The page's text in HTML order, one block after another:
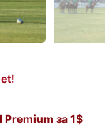
за 1$